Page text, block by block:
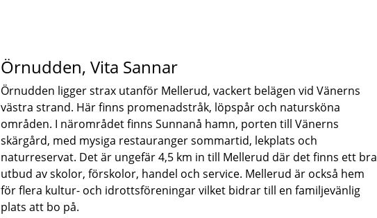
Örnudden, Vita Sannar
Örnudden ligger strax utanför Mellerud, vackert belägen vid Vänerns
västra strand. Här finns promenadstråk, löpspår och natursköna
områden. I närområdet finns Sunnanå hamn, porten till Vänerns
skärgård, med mysiga restauranger sommartid, lekplats och
naturreservat. Det är ungefär 4,5 km in till Mellerud där det finns ett bra
utbud av skolor, förskolor, handel och service. Mellerud är också hem
för flera kultur- och idrottsföreningar vilket bidrar till en familjevänlig
plats att bo på.